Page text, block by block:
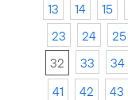
13
14 15
23
24 25
32
33 34
41
42 43